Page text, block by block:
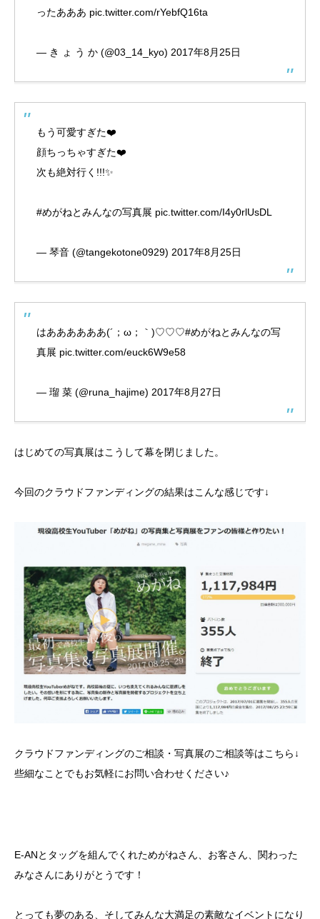
ったあああ pic.twitter.com/rYebfQ16ta
— き ょ う か (@03_14_kyo) 2017年8月25日
もう可愛すぎた❤️
顔ちっちゃすぎた❤️
次も絶対行く!!!✨
#めがねとみんなの写真展 pic.twitter.com/I4y0rlUsDL
— 琴音 (@tangekotone0929) 2017年8月25日
はああああああ(´；ω；｀)♡♡♡#めがねとみんなの写
真展 pic.twitter.com/euck6W9e58
— 瑠 菜 (@runa_hajime) 2017年8月27日
はじめての写真展はこうして幕を閉じました。
今回のクラウドファンディングの結果はこんな感じです↓
クラウドファンディングのご相談・写真展のご相談等はこちら↓
些細なことでもお気軽にお問い合わせください♪
E-ANとタッグを組んでくれためがねさん、お客さん、関わった
みなさんにありがとうです！
とっても夢のある、そしてみんな大満足の素敵なイベントになり